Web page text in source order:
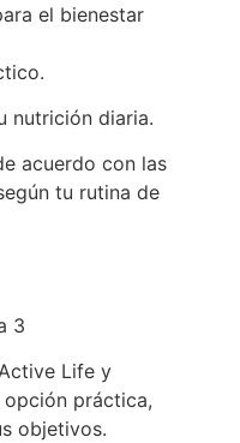
el bienestar
nutrición diaria.
acuerdo con las
tu rutina de
3
Life y
práctica,
objetivos.